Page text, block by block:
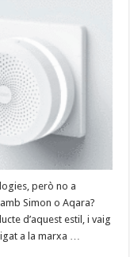
però no a
Simon o Aqara?
d’aquest estil, i vaig
a la marxa …